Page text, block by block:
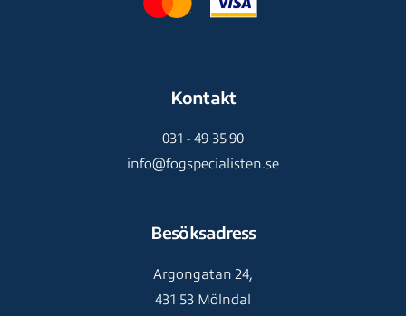
Kontakt
031 - 49 35 90
info@fogspecialisten.se
Besöksadress
Argongatan 24,
431 53 Mölndal